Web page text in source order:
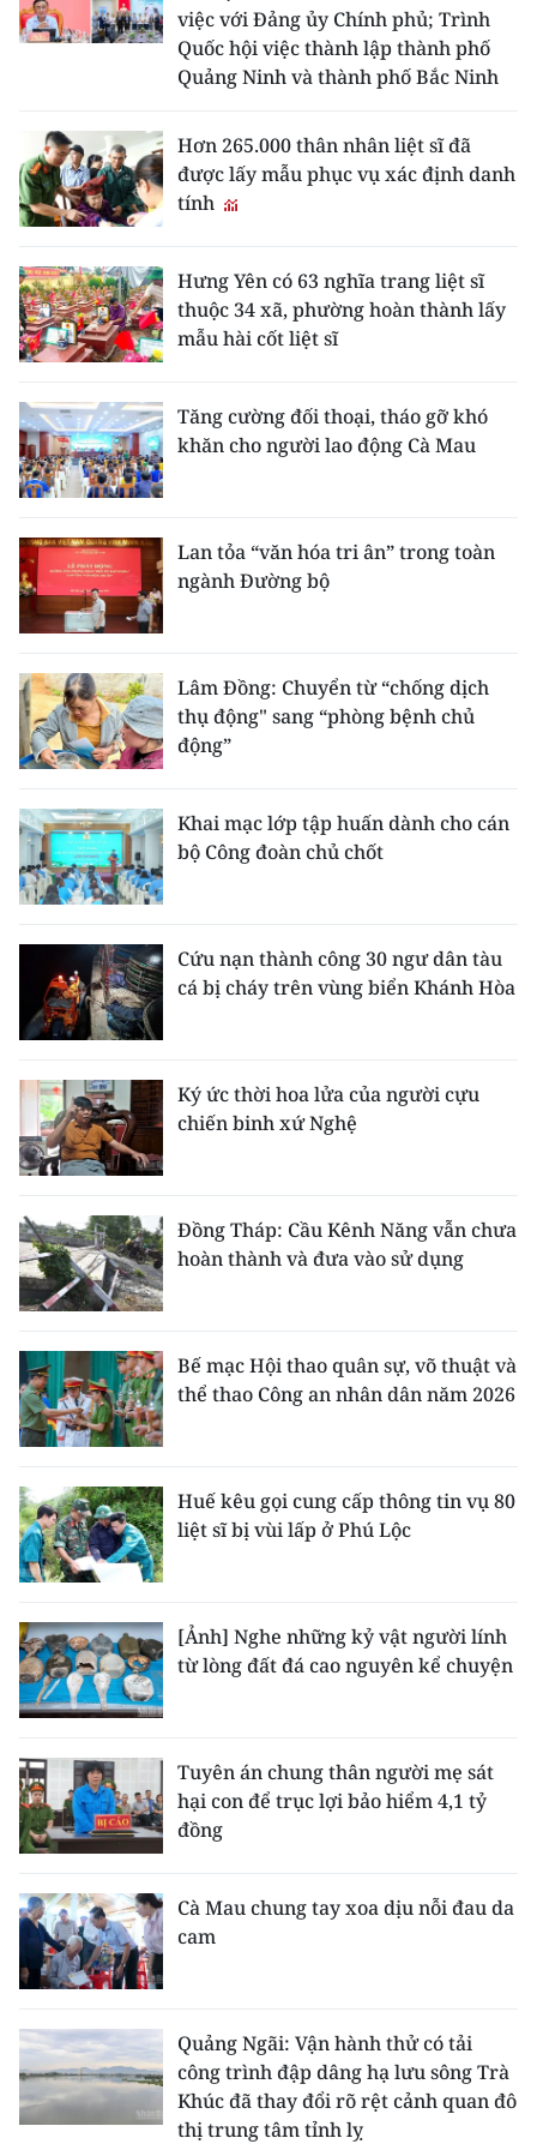
việc với Đảng ủy Chính phủ; Trình
Quốc hội việc thành lập thành phố
Quảng Ninh và thành phố Bắc Ninh
Hơn 265.000 thân nhân liệt sĩ đã
được lấy mẫu phục vụ xác định danh
tính
Hưng Yên có 63 nghĩa trang liệt sĩ
thuộc 34 xã, phường hoàn thành lấy
mẫu hài cốt liệt sĩ
Tăng cường đối thoại, tháo gỡ khó
khăn cho người lao động Cà Mau
Lan tỏa “văn hóa tri ân” trong toàn
ngành Đường bộ
Lâm Đồng: Chuyển từ “chống dịch
thụ động" sang “phòng bệnh chủ
động”
Khai mạc lớp tập huấn dành cho cán
bộ Công đoàn chủ chốt
Cứu nạn thành công 30 ngư dân tàu
cá bị cháy trên vùng biển Khánh Hòa
Ký ức thời hoa lửa của người cựu
chiến binh xứ Nghệ
Đồng Tháp: Cầu Kênh Năng vẫn chưa
hoàn thành và đưa vào sử dụng
Bế mạc Hội thao quân sự, võ thuật và
thể thao Công an nhân dân năm 2026
Huế kêu gọi cung cấp thông tin vụ 80
liệt sĩ bị vùi lấp ở Phú Lộc
[Ảnh] Nghe những kỷ vật người lính
từ lòng đất đá cao nguyên kể chuyện
Tuyên án chung thân người mẹ sát
hại con để trục lợi bảo hiểm 4,1 tỷ
đồng
Cà Mau chung tay xoa dịu nỗi đau da
cam
Quảng Ngãi: Vận hành thử có tải
công trình đập dâng hạ lưu sông Trà
Khúc đã thay đổi rõ rệt cảnh quan đô
thị trung tâm tỉnh lỵ